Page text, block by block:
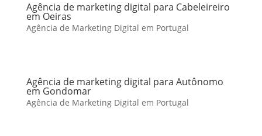
Agência de marketing digital para Cabeleireiro
em Oeiras
Agência de Marketing Digital em Portugal
Agência de marketing digital para Autônomo
em Gondomar
Agência de Marketing Digital em Portugal